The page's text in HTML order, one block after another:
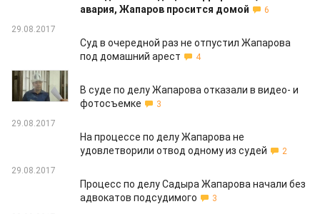
авария, Жапаров просится домой
6
29.08.2017
Суд в очередной раз не отпустил Жапарова
под домашний арест
4
29.08.2017
В суде по делу Жапарова отказали в видео- и
фотосъемке
3
29.08.2017
На процессе по делу Жапарова не
удовлетворили отвод одному из судей
2
29.08.2017
Процесс по делу Садыра Жапарова начали без
адвокатов подсудимого
3